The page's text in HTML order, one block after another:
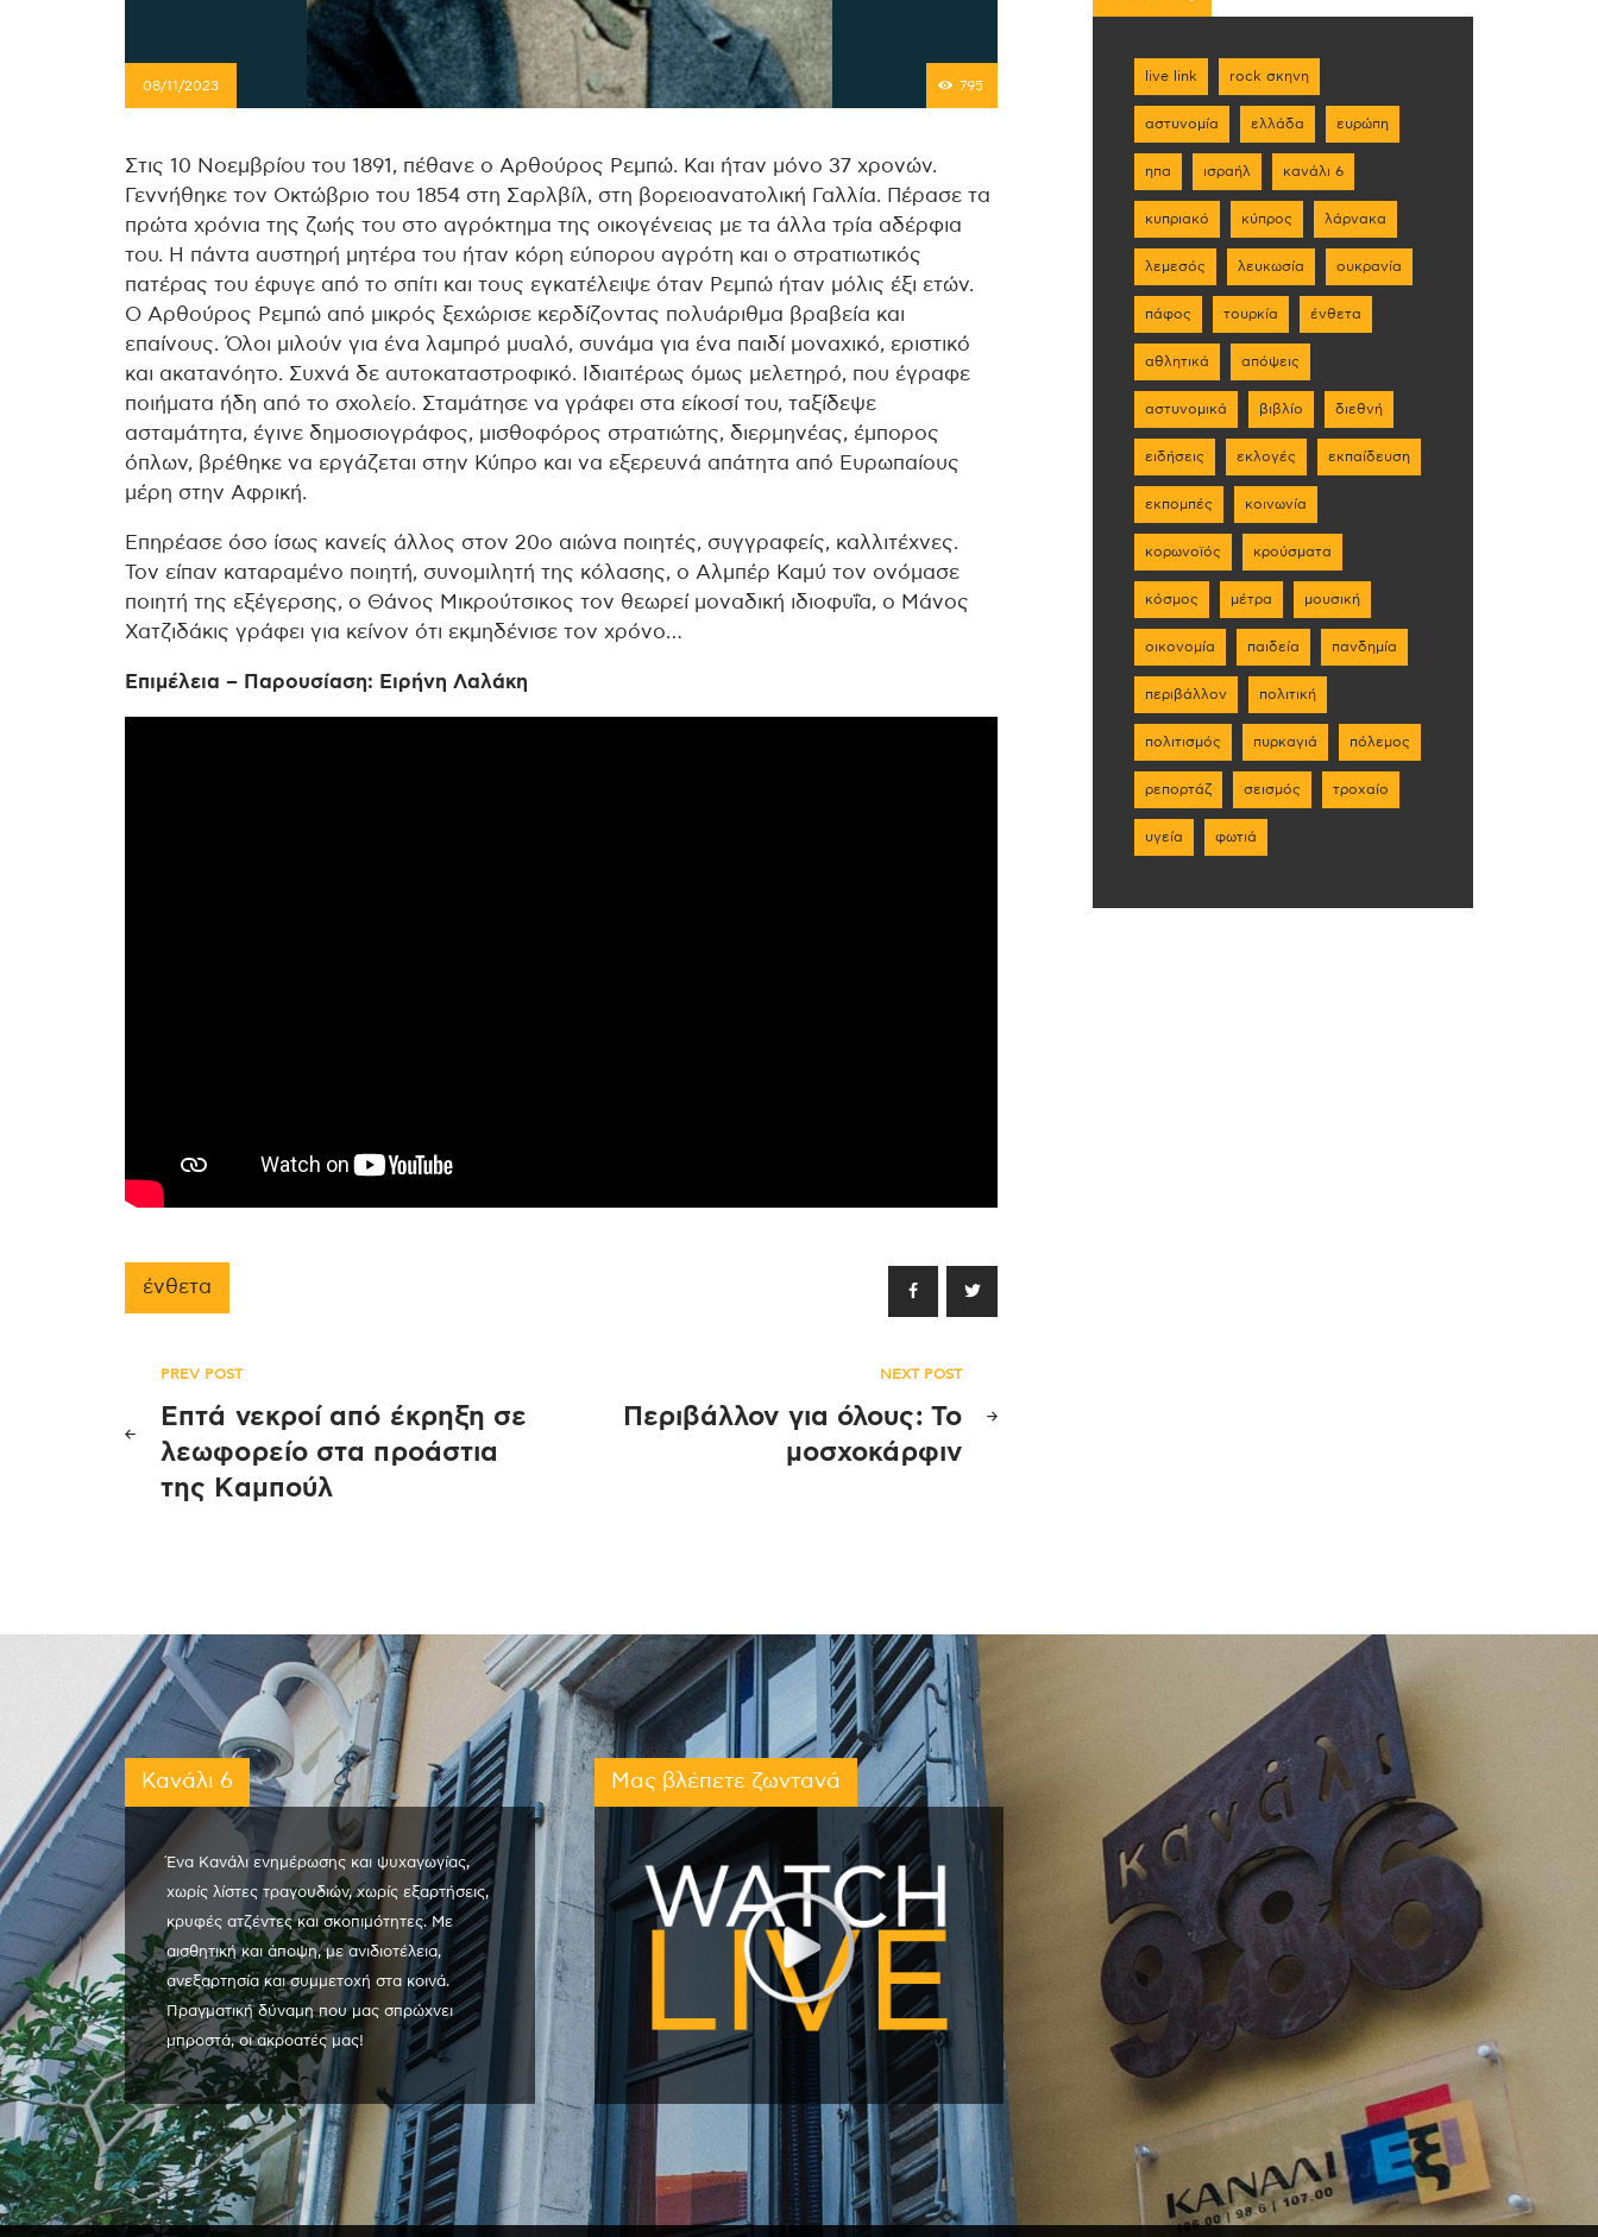
08/11/2023 795
Στις 10 Νοεμβρίου του 1891, πέθανε ο Αρθούρος Ρεμπώ. Και ήταν μόνο 37 χρονών.
Γεννήθηκε τον Οκτώβριο του 1854 στη Σαρλβίλ, στη βορειοανατολική Γαλλία. Πέρασε τα
πρώτα χρόνια της ζωής του στο αγρόκτημα της οικογένειας με τα άλλα τρία αδέρφια
του. Η πάντα αυστηρή μητέρα του ήταν κόρη εύπορου αγρότη και ο στρατιωτικός
πατέρας του έφυγε από το σπίτι και τους εγκατέλειψε όταν Ρεμπώ ήταν μόλις έξι ετών.
Ο Αρθούρος Ρεμπώ από μικρός ξεχώρισε κερδίζοντας πολυάριθμα βραβεία και
επαίνους. Όλοι μιλούν για ένα λαμπρό μυαλό, συνάμα για ένα παιδί μοναχικό, εριστικό
και ακατανόητο. Συχνά δε αυτοκαταστροφικό. Ιδιαιτέρως όμως μελετηρό, που έγραφε
ποιήματα ήδη από το σχολείο. Σταμάτησε να γράφει στα είκοσί του, ταξίδεψε
ασταμάτητα, έγινε δημοσιογράφος, μισθοφόρος στρατιώτης, διερμηνέας, έμπορος
όπλων, βρέθηκε να εργάζεται στην Κύπρο και να εξερευνά απάτητα από Ευρωπαίους
μέρη στην Αφρική.
Επηρέασε όσο ίσως κανείς άλλος στον 20ο αιώνα ποιητές, συγγραφείς, καλλιτέχνες.
Τον είπαν καταραμένο ποιητή, συνομιλητή της κόλασης, ο Αλμπέρ Καμύ τον ονόμασε
ποιητή της εξέγερσης, ο Θάνος Μικρούτσικος τον θεωρεί μοναδική ιδιοφυΐα, ο Μάνος
Χατζιδάκις γράφει για κείνον ότι εκμηδένισε τον χρόνο…
Επιμέλεια – Παρουσίαση: Ειρήνη Λαλάκη
ένθετα
Πλοήγηση
άρθρων
PREV POST
Επτά νεκροί από έκρηξη σε
λεωφορείο στα προάστια
της Καμπούλ
NEXT POST
Περιβάλλον για όλους: Το
μοσχοκάρφιν
live link rock σκηνη
αστυνομία ελλάδα ευρώπη
ηπα ισραήλ κανάλι 6
κυπριακό κύπρος λάρνακα
λεμεσός λευκωσία ουκρανία
πάφος τουρκία ένθετα
αθλητικά απόψεις
αστυνομικά βιβλίο διεθνή
ειδήσεις εκλογές εκπαίδευση
εκπομπές κοινωνία
κορωνοϊός κρούσματα
κόσμος μέτρα μουσική
οικονομία παιδεία πανδημία
περιβάλλον πολιτική
πολιτισμός πυρκαγιά πόλεμος
ρεπορτάζ σεισμός τροχαίο
υγεία φωτιά
Κανάλι 6
Ένα Κανάλι ενημέρωσης και ψυχαγωγίας,
χωρίς λίστες τραγουδιών, χωρίς εξαρτήσεις,
κρυφές ατζέντες και σκοπιμότητες. Με
αισθητική και άποψη, με ανιδιοτέλεια,
ανεξαρτησία και συμμετοχή στα κοινά.
Πραγματική δύναμη που μας σπρώχνει
μπροστά, οι ακροατές μας!
Μας βλέπετε ζωντανά